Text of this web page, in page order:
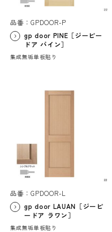
品番：GPDOOR-P
gp door PINE［ジーピー
ドア パイン］
集成無垢単板貼り
品番：GPDOOR-L
gp door LAUAN［ジーピ
ードア ラワン］
集成無垢単板貼り